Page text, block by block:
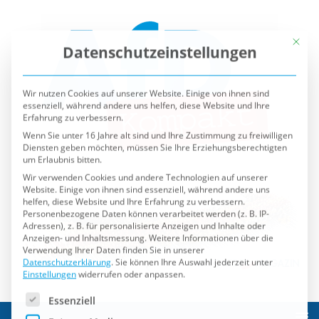
Datenschutzeinstellungen
Wir nutzen Cookies auf unserer Website. Einige von ihnen sind
Erfahrung zu verbessern.
Wenn Sie unter 16 Jahre alt sind und Ihre Zustimmung zu freiwilligen
um Erlaubnis bitten.
Wir verwenden Cookies und andere Technologien auf unserer
helfen, diese Website und Ihre Erfahrung zu verbessern.
Personenbezogene Daten können verarbeitet werden (z. B. IP-
Adressen), z. B. für personalisierte Anzeigen und Inhalte oder
Anzeigen- und Inhaltsmessung.Weitere Informationen über die
Verwendung Ihrer Daten finden Sie in unserer
Datenschutzerklärung.Sie können Ihre Auswahl jederzeit unter
Einstellungenwiderrufen oder anpassen.
Es folgt eine Liste der Service-Gruppen, für die eine
Essenziell
Externe Medien